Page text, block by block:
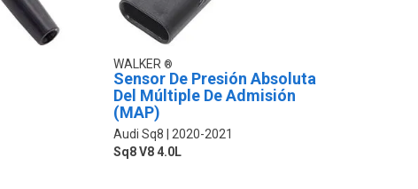
WALKER
Sensor De Presión Absoluta
Del Múltiple De Admisión
(MAP)
Audi Sq8
2020-2021
Sq8 V8 4.0L